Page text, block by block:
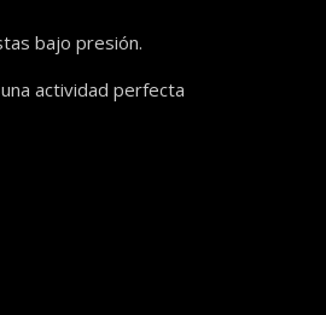
bajo presión.
actividad perfecta